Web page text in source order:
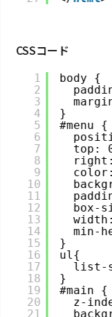
CSSコード
1
2
3
4
5
6
7
8
9
10
11
12
13
14
15
16
17
18
19
20
21
body {
}
#menu {
top:
box-
min-
}
ul{
list-
}
#main {
z-